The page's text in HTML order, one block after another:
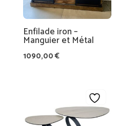
Enfilade iron –
Manguier et Métal
1090,00€